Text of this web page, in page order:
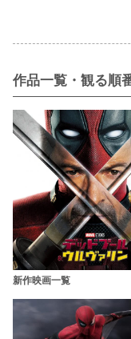
作品一覧・観る順
新作映画一覧